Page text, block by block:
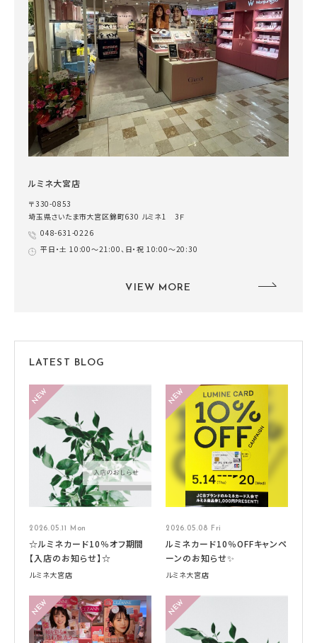
ルミネ大宮店
〒330-0853
埼玉県さいたま市大宮区錦町630 ルミネ1 3Ｆ
048-631-0226
平日・土 10:00～21:00、日・祝 10:00～20:30
VIEW MORE
LATEST BLOG
2026.05.11 Mon
☆ルミネカード10％オフ期間
【入店のお知らせ】☆
ルミネ大宮店
2026.05.08 Fri
ルミネカード10％OFFキャンペ
ーンのお知らせ✨
ルミネ大宮店